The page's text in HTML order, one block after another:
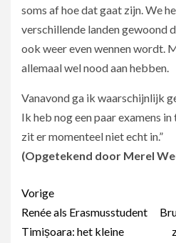
soms af hoe dat gaat zijn. We
verschillende landen gewoond
ook weer even wennen wordt.
allemaal wel nood aan hebben.
Vanavond ga ik waarschijnlijk
Ik heb nog een paar examens
zit er momenteel niet echt in.”
(Opgetekend door Merel
Berichtnavigatie
Vorige
Renée als Erasmusstudent
Timișoara: het kleine